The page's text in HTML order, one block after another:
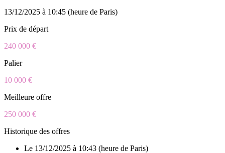
13/12/2025 à 10:45 (heure de Paris)
Prix de départ
240 000 €
Palier
10 000 €
Meilleure offre
250 000 €
Historique des offres
Le 13/12/2025 à 10:43 (heure de Paris)